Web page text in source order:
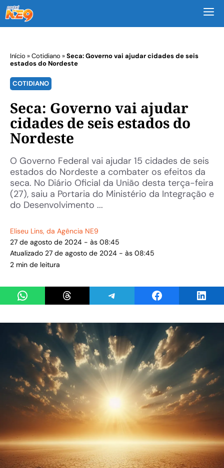
Início »Cotidiano »Seca: Governo vai ajudar cidades de seis
estados do Nordeste
COTIDIANO
Seca: Governo vai ajudar
cidades de seis estados do
Nordeste
O Governo Federal vai ajudar 15 cidades de seis
estados do Nordeste a combater os efeitos da
seca. No Diário Oficial da União desta terça-feira
(27), saiu a Portaria do Ministério da Integração e
do Desenvolvimento ...
Eliseu Lins, da Agência NE9
27 de agosto de 2024 - às 08:45
Atualizado 27 de agosto de 2024 - às 08:45
2 min de leitura
Share on WhatsAppShare on ThreadsShare on TelegramShare on Facebook